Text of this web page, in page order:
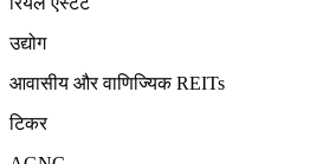
उद्योग
आवासीय और वाणिज्यिक REITs
टिकर